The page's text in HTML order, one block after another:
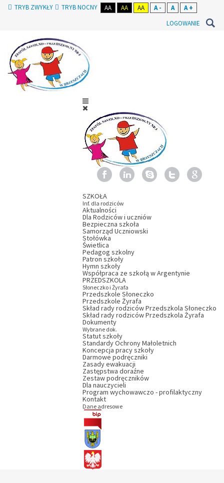
TRYB ZWYKŁY TRYB NOCNY AA AA AA A - A
A +
LOGOWANIE
SZKOŁA
Inf. dla rodziców
Aktualności
Dla Rodziców i uczniów
Bezpieczna szkoła
Samorząd Uczniowski
Stołówka
Świetlica
Pedagog szkolny
Patron szkoły
Hymn szkoły
Współpraca ze szkołą w Argentynie
PRZEDSZKOLA
Słoneczko i Żyrafa
Przedszkole Słoneczko
Przedszkole Żyrafa
Skład rady rodziców Przedszkola Słoneczko
Skład rady rodziców Przedszkola Żyrafa
Dokumenty
Wybrane dok.
Statut szkoły
Standardy Ochrony Małoletnich
Koncepcja pracy szkoły
Darmowe podręczniki
Zasady ewakuacji
Zastępstwa doraźne
Zestaw podręczników
Dla nauczycieli
Program wychowawczo - profilaktyczny
Kontakt
Dane adresowe